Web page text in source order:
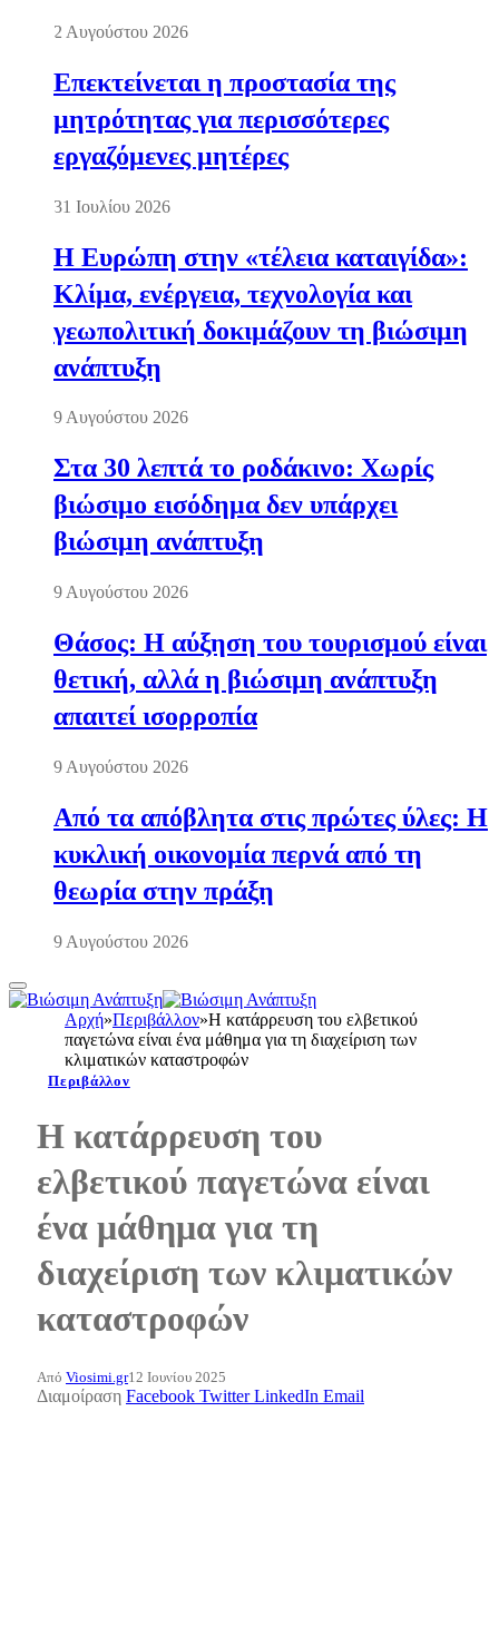
2 Αυγούστου 2026
Επεκτείνεται η προστασία της
μητρότητας για περισσότερες
εργαζόμενες μητέρες
31 Ιουλίου 2026
Η Ευρώπη στην «τέλεια καταιγίδα»:
Κλίμα, ενέργεια, τεχνολογία και
γεωπολιτική δοκιμάζουν τη βιώσιμη
ανάπτυξη
9 Αυγούστου 2026
Στα 30 λεπτά το ροδάκινο: Χωρίς
βιώσιμο εισόδημα δεν υπάρχει
βιώσιμη ανάπτυξη
9 Αυγούστου 2026
Θάσος: Η αύξηση του τουρισμού είναι
θετική, αλλά η βιώσιμη ανάπτυξη
απαιτεί ισορροπία
9 Αυγούστου 2026
Από τα απόβλητα στις πρώτες ύλες: Η
κυκλική οικονομία περνά από τη
θεωρία στην πράξη
9 Αυγούστου 2026
Αρχή»Περιβάλλον»Η κατάρρευση του ελβετικού
παγετώνα είναι ένα μάθημα για τη διαχείριση των
κλιματικών καταστροφών
Περιβάλλον
Η κατάρρευση του
ελβετικού παγετώνα είναι
ένα μάθημα για τη
διαχείριση των κλιματικών
καταστροφών
Από Viosimi.gr12 Ιουνίου 2025
Διαμοίραση Facebook Twitter LinkedIn Email